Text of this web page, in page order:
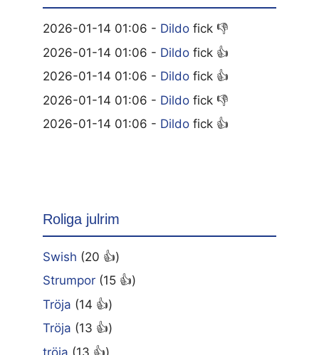
2026-01-14 01:06 - Dildo fick 👎
2026-01-14 01:06 - Dildo fick 👍
2026-01-14 01:06 - Dildo fick 👍
2026-01-14 01:06 - Dildo fick 👎
2026-01-14 01:06 - Dildo fick 👍
Roliga julrim
Swish (20 👍)
Strumpor (15 👍)
Tröja (14 👍)
Tröja (13 👍)
tröja (13 👍)